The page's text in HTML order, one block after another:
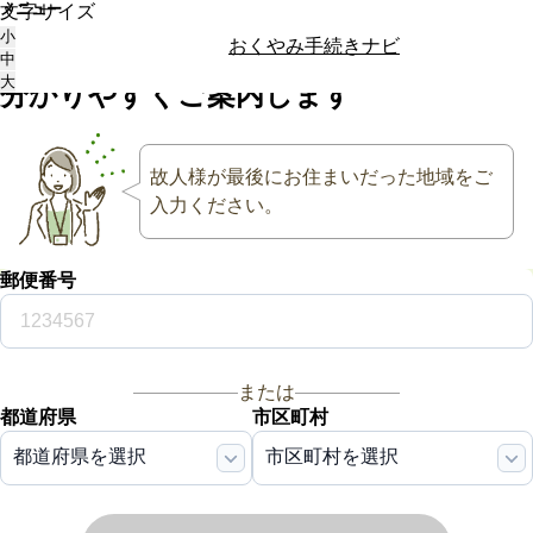
おくやみ手続きナビ
文字サイズ
小
中
大
メニュー
大切な方が亡くなった後
手続き・相続
分かりやすく ご案内します
故人様が最後にお住まいだった地域をご
入力ください。
郵便番号
または
都道府県
都道府県を選択
市区町村
市区町村を選択